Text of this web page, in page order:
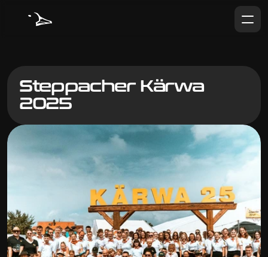
Steppacher Kärwa
2025